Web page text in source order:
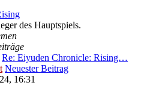
des Hauptspiels.
Re: Eiyuden Chronicle: Rising…
Neuester Beitrag
16:31